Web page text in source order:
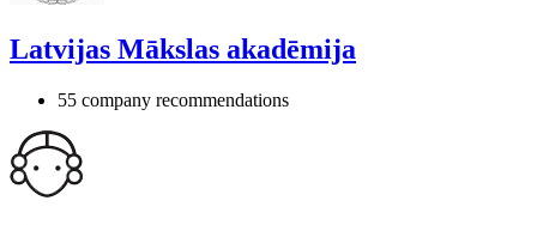
Latvijas Mākslas akadēmija
55 company recommendations